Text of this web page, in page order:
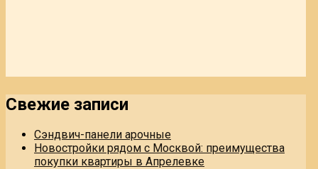
Свежие записи
Сэндвич-панели арочные
Новостройки рядом с Москвой: преимущества
покупки квартиры в Апрелевке